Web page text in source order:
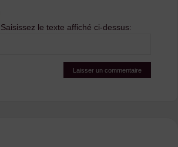
Saisissez le texte affiché ci-dessus: